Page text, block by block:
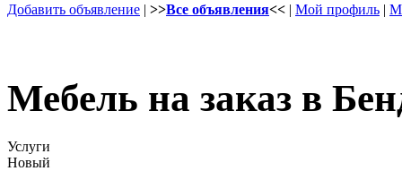
Добавить объявление | >>Все объявления<< | Мой профиль |
Мебель на заказ в
Услуги
Новый